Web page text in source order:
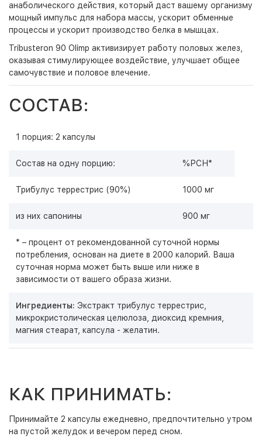
анаболического действия, который даст вашему организму
мощный импульс для набора массы, ускорит обменные
процессы и ускорит производство белка в мышцах.
Tribusteron 90 Olimp активизирует работу половых желез,
оказывая стимулирующее воздействие, улучшает общее
самочувствие и половое влечение.
СОСТАВ:
1 порция: 2 капсулы
Состав на одну порцию: %РСН*
Трибулус террестрис (90%) 1000 мг
из них сапонины 900 мг
* – процент от рекомендованной суточной нормы
потребления, основан на диете в 2000 калорий. Ваша
суточная норма может быть выше или ниже в
зависимости от вашего образа жизни.
Ингредиенты: Экстракт трибулус террестрис,
микрокристолическая целюлоза, диоксид кремния,
магния стеарат, капсула - желатин.
КАК ПРИНИМАТЬ:
Принимайте 2 капсулы ежедневно, предпочтительно утром
на пустой желудок и вечером перед сном.